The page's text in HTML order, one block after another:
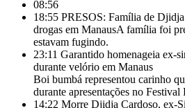
08:56
18:55 PRESOS: Família de
drogas em ManausA família foi
estavam fugindo.
23:11 Garantido homenageia ex-
durante velório em Manaus
Boi bumbá representou carinho
durante apresentações no
14:22 Morre Djidja Cardoso, ex-